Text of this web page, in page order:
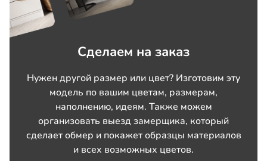
Сделаем на заказ
Нужен другой размер или цвет? Изготовим эту
модель по вашим цветам, размерам,
наполнению, идеям. Также можем
организовать выезд замерщика, который
сделает обмер и покажет образцы материалов
и всех возможных цветов.